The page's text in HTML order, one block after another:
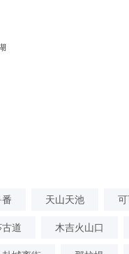
天山天池
道 木吉火山口